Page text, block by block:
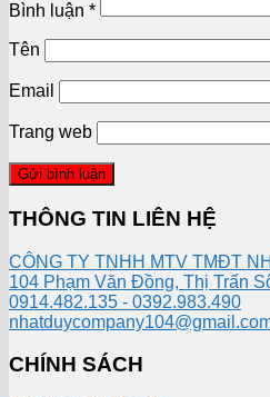
Bình luận *
Tên
Email
Trang web
THÔNG TIN LIÊN HỆ
CÔNG TY TNHH MTV TMĐT
104 Phạm Văn Đồng, Thị Trấn
0914.482.135 - 0392.983.490
CHÍNH SÁCH